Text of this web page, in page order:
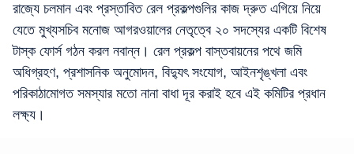
রাজ্যে চলমান এবং প্রস্তাবিত রেল প্রকল্পগুলির কাজ দ্রুত এগিয়ে নিয়ে
যেতে মুখ্যসচিব মনোজ আগরওয়ালের নেতৃত্বে ২০ সদস্যের একটি বিশেষ
টাস্ক ফোর্স গঠন করল নবান্ন। রেল প্রকল্প বাস্তবায়নের পথে জমি
অধিগ্রহণ, প্রশাসনিক অনুমোদন, বিদ্যুৎ সংযোগ, আইনশৃঙ্খলা এবং
পরিকাঠামোগত সমস্যার মতো নানা বাধা দূর করাই হবে এই কমিটির প্রধান
লক্ষ্য।